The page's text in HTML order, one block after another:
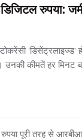
रुपया:
'डिसेंट्रलाइज्ड'
उनकी कीमतें हर मिनट
पूरी तरह से